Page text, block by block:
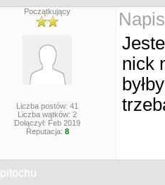
Początkujący
Liczba postów: 41
Liczba wątków: 2
Dołączył: Feb 2019
Reputacja: 8
nick
pitochu